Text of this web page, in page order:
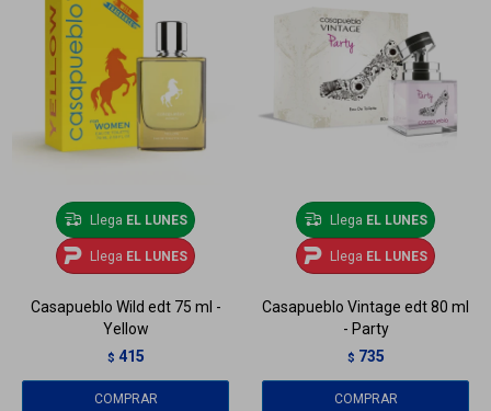
Llega EL LUNES
Llega EL LUNES
Casapueblo Wild edt 75 ml -
Yellow
$ 415
Llega EL LUNES
Llega EL LUNES
Casapueblo Vintage edt 80 ml
- Party
$ 735